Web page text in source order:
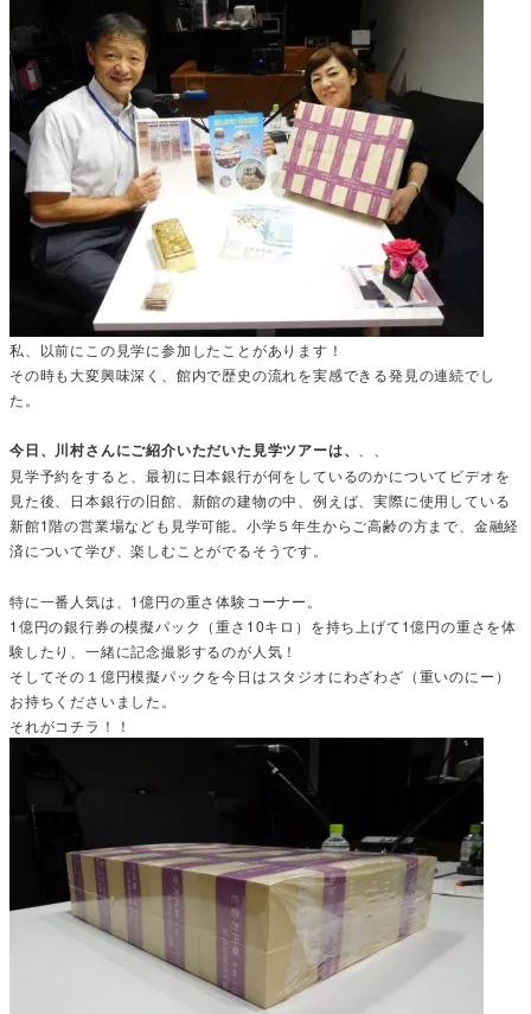
私、以前にこの見学に参加したことがあります！
その時も大変興味深く、館内で歴史の流れを実感できる発見の連続でし
た。
今日、川村さんにご紹介いただいた見学ツアーは、 、、
見学予約をすると、最初に日本銀行が何をしているのかについてビデオを
見た後、日本銀行の旧館、新館の建物の中、例えば、実際に使用している
新館1階の営業場なども見学可能。小学５年生からご高齢の方まで、金融経
済について学び、楽しむことがでるそうです。
特に一番人気は、1億円の重さ体験コーナー。
1億円の銀行券の模擬パック（重さ10キロ）を持ち上げて1億円の重さを体
験したり、一緒に記念撮影するのが人気！
そしてその１億円模擬パックを今日はスタジオにわざわざ（重いのにー）
お持ちくださいました。
それがコチラ！！